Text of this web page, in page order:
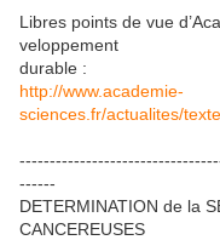
Libres points de vue
veloppement
durable :
http://www.academie-
sciences.fr/actualites/
------
DETERMINATION de la
CANCEREUSES